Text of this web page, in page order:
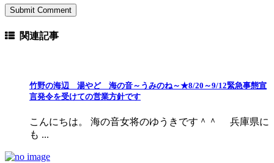
関連記事
竹野の海辺 湯やど 海の音～うみのね～★8/20～9/12緊急事態宣
言発令を受けての営業方針です
こんにちは。 海の音女将のゆうきです＾＾ 兵庫県に
も ...